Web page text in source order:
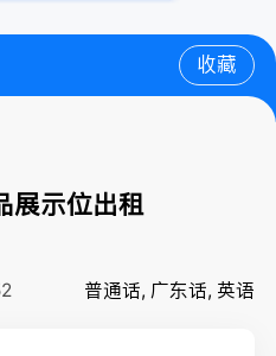
收藏
展示位出租
普通话, 广东话, 英语